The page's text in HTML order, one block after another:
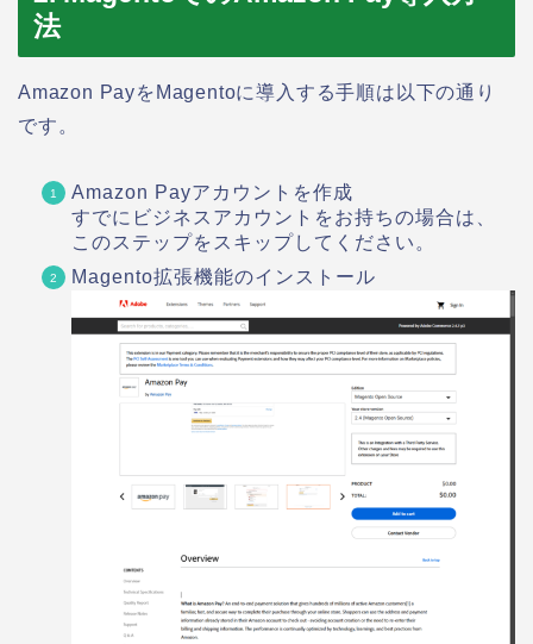
法
Amazon PayをMagentoに導入する手順は以下の通り
です。
Amazon Payアカウントを作成
すでにビジネスアカウントをお持ちの場合は、
このステップをスキップしてください。
Magento拡張機能のインストール